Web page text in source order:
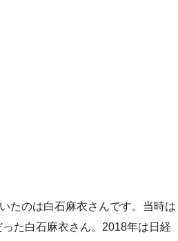
たのは白石麻衣さんです。当時は
た白石麻衣さん。2018年は日経